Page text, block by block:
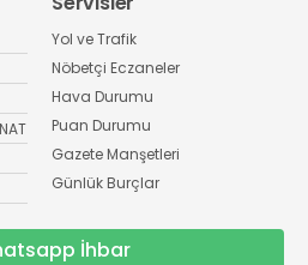
Yol ve Trafik
Nöbetçi Eczaneler
Hava Durumu
Puan Durumu
Gazete Manşetleri
Günlük Burçlar
İhbar